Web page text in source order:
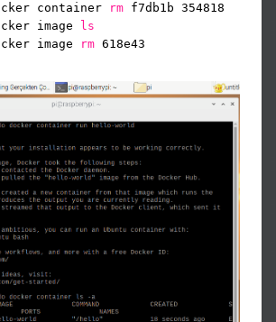
container rm f7db1b 354818
image
ls
image rm 618e43